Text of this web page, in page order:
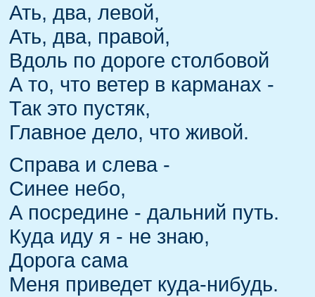
Ать, два, левой,
Ать, два, правой,
Вдоль по дороге столбовой
А то, что ветер в карманах -
Так это пустяк,
Главное дело, что живой.
Справа и слева -
Синее небо,
А посредине - дальний путь.
Куда иду я - не знаю,
Дорога сама
Меня приведет куда-нибудь.